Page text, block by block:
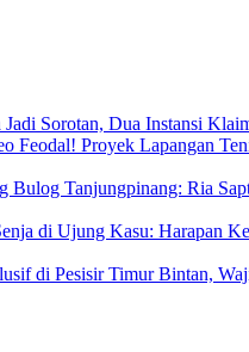
Sorotan, Dua Instansi
Feodal! Proyek Lapangan
Bulog Tanjungpinang: Ria
di Ujung Kasu: Harapan
di Pesisir Timur Bintan,